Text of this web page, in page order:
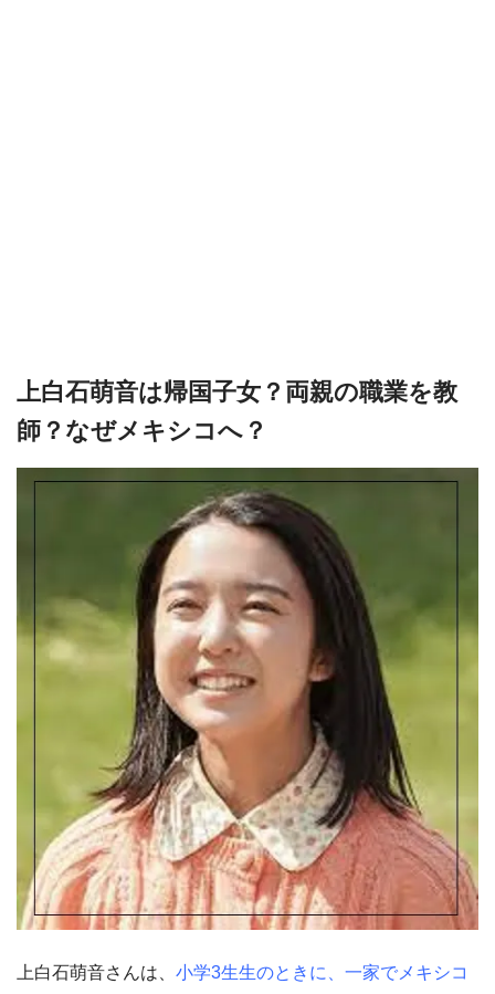
上白石萌音は帰国子女？両親の職業を教
師？なぜメキシコへ？
上白石萌音さんは、 小学3生生のときに、一家でメキシコ